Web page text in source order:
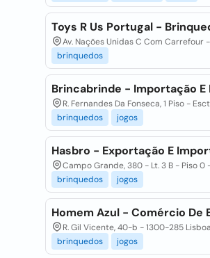
Toys R Us Portugal -
Av. Nações Unidas C Com Carrefour
brinquedos
Brincabrinde - Importação E
R. Fernandes Da Fonseca, 1 Piso -
brinquedos
jogos
Hasbro - Exportação E
Campo Grande, 380 - Lt. 3 B - Piso 0
brinquedos
jogos
Homem Azul - Comércio De
R. Gil Vicente, 40-b - 1300-285
brinquedos
jogos